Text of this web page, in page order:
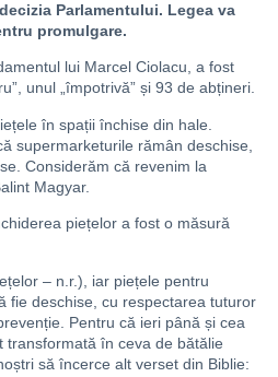
Parlamentului. Legea va
promulgare.
lui Marcel Ciolacu, a fost
unul „împotrivă” și 93 de abțineri.
în spații închise din hale.
supermarketurile rămân deschise,
Considerăm că revenim la
Magyar.
piețelor a fost o măsură
– n.r.), iar piețele pentru
fie deschise, cu respectarea tuturor
Pentru că ieri până și cea
transformată în ceva de bătălie
să încerce alt verset din Biblie: